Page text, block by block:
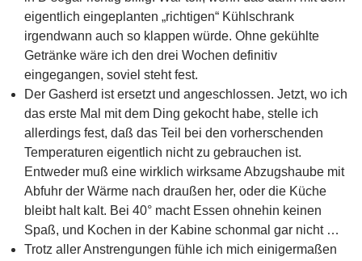
eigentlich eingeplanten „richtigen“ Kühlschrank
irgendwann auch so klappen würde. Ohne gekühlte
Getränke wäre ich den drei Wochen definitiv
eingegangen, soviel steht fest.
Der Gasherd ist ersetzt und angeschlossen. Jetzt, wo ich
das erste Mal mit dem Ding gekocht habe, stelle ich
allerdings fest, daß das Teil bei den vorherschenden
Temperaturen eigentlich nicht zu gebrauchen ist.
Entweder muß eine wirklich wirksame Abzugshaube mit
Abfuhr der Wärme nach draußen her, oder die Küche
bleibt halt kalt. Bei 40° macht Essen ohnehin keinen
Spaß, und Kochen in der Kabine schonmal gar nicht …
Trotz aller Anstrengungen fühle ich mich einigermaßen